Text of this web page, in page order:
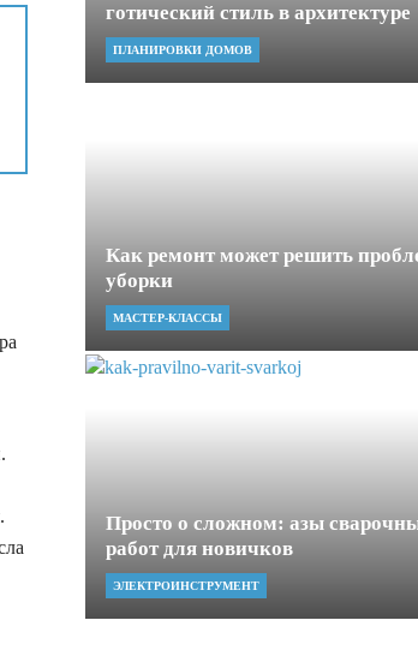
готический стиль в архитектуре
ПЛАНИРОВКИ ДОМОВ
Как ремонт может решить
уборки
МАСТЕР-КЛАССЫ
Просто о сложном: азы
работ для новичков
ЭЛЕКТРОИНСТРУМЕНТ